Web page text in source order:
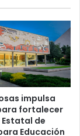
impulsa
fortalecer
de
Educación